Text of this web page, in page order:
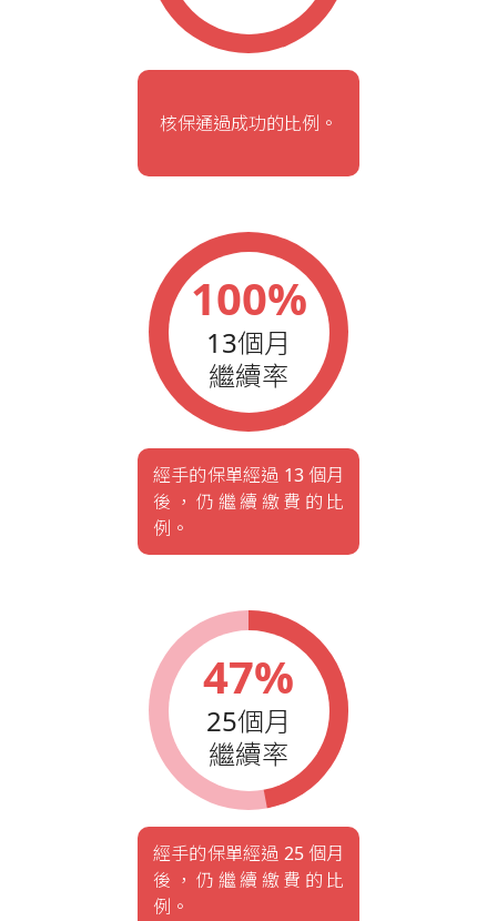
核保通過成功的比例。
100%
13個月
繼續率
經手的保單經過 13 個月
後，仍繼續繳費的比
例。
47%
25個月
繼續率
經手的保單經過 25 個月
後，仍繼續繳費的比
例。